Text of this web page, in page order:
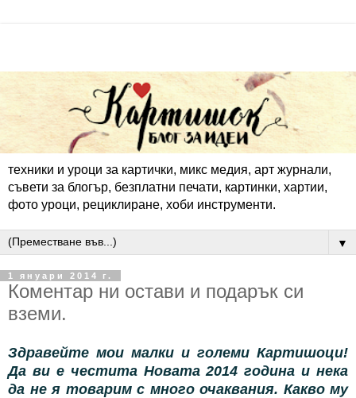
техники и уроци за картички, микс медия, арт журнали,
съвети за блогър, безплатни печати, картинки, хартии,
фото уроци, рециклиране, хоби инструменти.
▼
1 януари 2014 г.
Коментар ни остави и подарък си
вземи.
Здравейте мои малки и големи Картишоци!
Да ви е честита Новата 2014 година и нека
да не я товарим с много очаквания. Какво му